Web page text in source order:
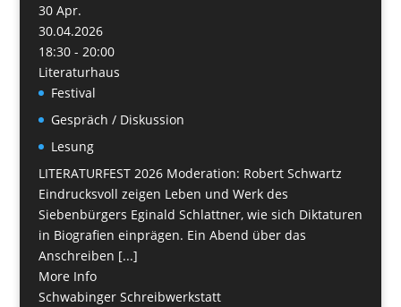
30 Apr.
30.04.2026
18:30 - 20:00
Literaturhaus
Festival
Gespräch / Diskussion
Lesung
LITERATURFEST 2026 Moderation: Robert Schwartz
Eindrucksvoll zeigen Leben und Werk des
Siebenbürgers Eginald Schlattner, wie sich Diktaturen
in Biografien einprägen. Ein Abend über das
Anschreiben [...]
More Info
Schwabinger Schreibwerkstatt